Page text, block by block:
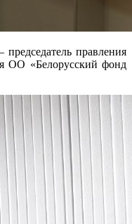
правления
ОО «Белорусский фонд